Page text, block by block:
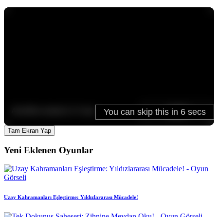
Tam Ekran Yap
Yeni Eklenen Oyunlar
Uzay Kahramanları Eşleştirme: Yıldızlararası Mücadele!